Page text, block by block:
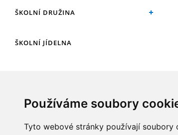
Používáme soubory
Tyto webové stránky používají soubory
ŠKOLNÍ DRUŽINA
ŠKOLNÍ JÍDELNA
KROUŽKY